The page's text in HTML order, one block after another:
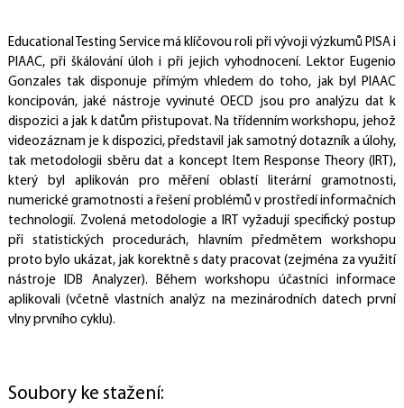
Educational Testing Service má klíčovou roli při vývoji výzkumů PISA i
PIAAC, při škálování úloh i při jejich vyhodnocení. Lektor Eugenio
Gonzales tak disponuje přímým vhledem do toho, jak byl PIAAC
koncipován, jaké nástroje vyvinuté OECD jsou pro analýzu dat k
dispozici a jak k datům přistupovat. Na třídenním workshopu, jehož
videozáznam je k dispozici, představil jak samotný dotazník a úlohy,
tak metodologii sběru dat a koncept Item Response Theory (IRT),
který byl aplikován pro měření oblastí literární gramotnosti,
numerické gramotnosti a řešení problémů v prostředí informačních
technologií. Zvolená metodologie a IRT vyžadují specifický postup
při statistických procedurách, hlavním předmětem workshopu
proto bylo ukázat, jak korektně s daty pracovat (zejména za využití
nástroje IDB Analyzer). Během workshopu účastníci informace
aplikovali (včetně vlastních analýz na mezinárodních datech první
vlny prvního cyklu).
Soubory ke stažení: